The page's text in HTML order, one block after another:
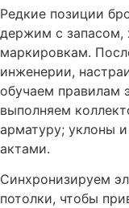
Редкие позиции
держим с запасом,
маркировкам.
инженерии,
обучаем правилам
выполняем
арматуру; уклоны
актами.
Синхронизируем
потолки, чтобы